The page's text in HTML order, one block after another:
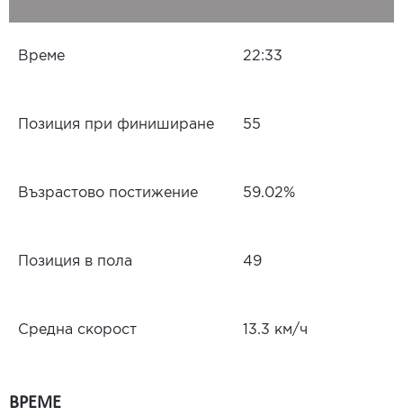
Време 22:33
Позиция при финиширане 55
Възрастово постижение 59.02%
Позиция в пола 49
Средна скорост 13.3 км/ч
ВРЕМЕ